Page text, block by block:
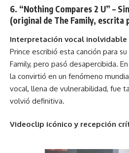
6. “Nothing Compares 2 U” –
(original de The Family, escrita
Interpretación vocal inolvidable
Prince escribió esta canción para
Family, pero pasó desapercibida.
la convirtió en un fenómeno
vocal, llena de vulnerabilidad, fue
volvió definitiva.
Videoclip icónico y recepción